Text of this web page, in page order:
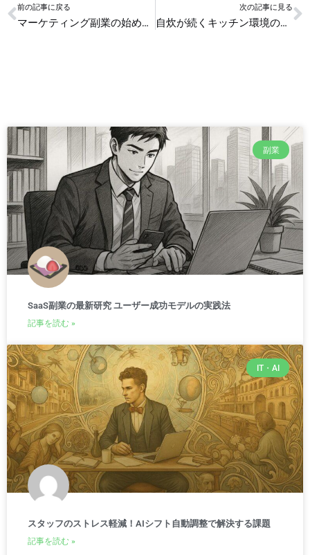
Prev
前の記事に戻る
マーケティング副業の始め方と導線づくりの基本
次の記事に見る
自炊が続くキッチン環境の作り方
副業
SaaS副業の最新研究 ユーザー成功モデルの実践法
記事を読む »
IT・AI
スタッフのストレス軽減！AIシフト自動調整で解決する課題
記事を読む »